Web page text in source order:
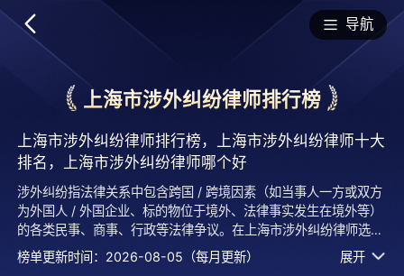
导航
上海市涉外纠纷律师排行榜
上海市涉外纠纷律师排行榜，上海市涉外纠纷律师十大
排名，上海市涉外纠纷律师哪个好
涉外纠纷指法律关系中包含跨国 / 跨境因素（如当事人一方或双方
为外国人 / 外国企业、标的物位于境外、法律事实发生在境外等）
的各类民事、商事、行政等法律争议。在上海市涉外纠纷律师选择
哪个好？法临经专业评测的2026年十大上海市律师排行榜名单发
布啦！居前十的有：上海伟创律师事务所的邴园庆律师、北京恒都
榜单更新时间：2026-08-05（每月更新） 展开